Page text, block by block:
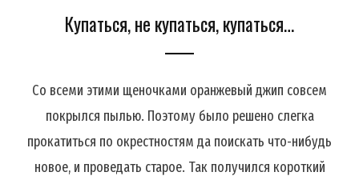
Купаться, не купаться, купаться…
Со всеми этими щеночками оранжевый джип совсем
покрылся пылью. Поэтому было решено слегка
прокатиться по окрестностям да поискать что-нибудь
новое, и проведать старое. Так получился короткий